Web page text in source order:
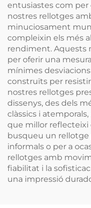
entusiastes com per
nostres rellotges
minuciosament
compleixin els més
rendiment. Aquests
per oferir una
mínimes
construïts per
nostres rellotges
dissenys, des dels
clàssics i
que millor reflecteixi
busqueu un rellotge
informals o per a
rellotges amb
fiabilitat i la
una impressió